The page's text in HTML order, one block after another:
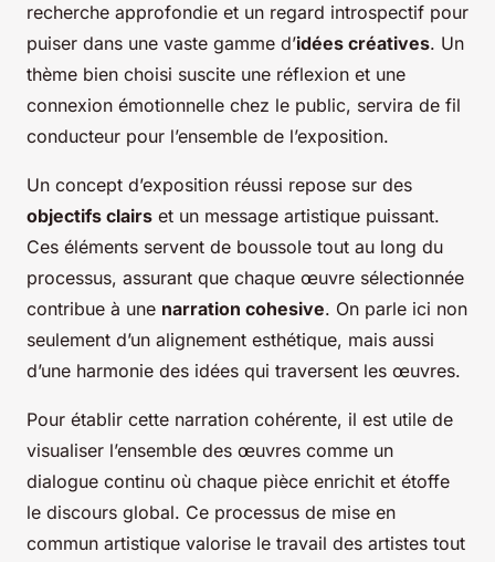
recherche approfondie et un regard introspectif pour
puiser dans une vaste gamme d’idées créatives. Un
thème bien choisi suscite une réflexion et une
connexion émotionnelle chez le public, servira de fil
conducteur pour l’ensemble de l’exposition.
Un concept d’exposition réussi repose sur des
objectifs clairs et un message artistique puissant.
Ces éléments servent de boussole tout au long du
processus, assurant que chaque œuvre sélectionnée
contribue à une narration cohesive. On parle ici non
seulement d’un alignement esthétique, mais aussi
d’une harmonie des idées qui traversent les œuvres.
Pour établir cette narration cohérente, il est utile de
visualiser l’ensemble des œuvres comme un
dialogue continu où chaque pièce enrichit et étoffe
le discours global. Ce processus de mise en
commun artistique valorise le travail des artistes tout